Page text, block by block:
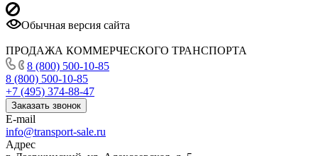
Обычная версия сайта
ПРОДАЖА КОММЕРЧЕСКОГО ТРАНСПОРТА
8 (800) 500-10-85
8 (800) 500-10-85
+7 (495) 374-88-47
Заказать звонок
E-mail
info@transport-sale.ru
Адрес